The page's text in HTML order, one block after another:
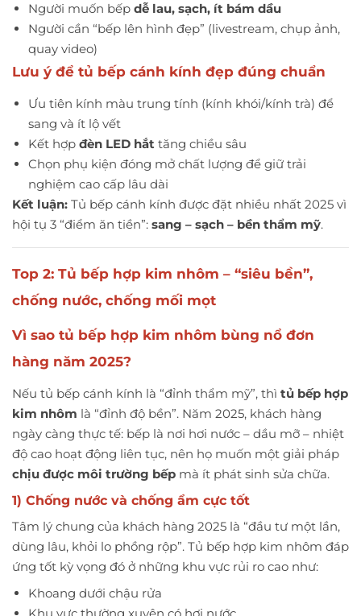
Người muốn bếp dễ lau, sạch, ít bám dầu
Người cần “bếp lên hình đẹp” (livestream, chụp ảnh,
quay video)
Lưu ý để tủ bếp cánh kính đẹp đúng chuẩn
Ưu tiên kính màu trung tính (kính khói/kính trà) để
sang và ít lộ vết
Kết hợp đèn LED hắt tăng chiều sâu
Chọn phụ kiện đóng mở chất lượng để giữ trải
nghiệm cao cấp lâu dài
Kết luận: Tủ bếp cánh kính được đặt nhiều nhất 2025 vì
hội tụ 3 “điểm ăn tiền”: sang – sạch – bền thẩm mỹ.
Top 2: Tủ bếp hợp kim nhôm – “siêu bền”,
chống nước, chống mối mọt
Vì sao tủ bếp hợp kim nhôm bùng nổ đơn
hàng năm 2025?
Nếu tủ bếp cánh kính là “đỉnh thẩm mỹ”, thì tủ bếp hợp
kim nhôm là “đỉnh độ bền”. Năm 2025, khách hàng
ngày càng thực tế: bếp là nơi hơi nước – dầu mỡ – nhiệt
độ cao hoạt động liên tục, nên họ muốn một giải pháp
chịu được môi trường bếp mà ít phát sinh sửa chữa.
1) Chống nước và chống ẩm cực tốt
Tâm lý chung của khách hàng 2025 là “đầu tư một lần,
dùng lâu, khỏi lo phồng rộp”. Tủ bếp hợp kim nhôm đáp
ứng tốt kỳ vọng đó ở những khu vực rủi ro cao như:
Khoang dưới chậu rửa